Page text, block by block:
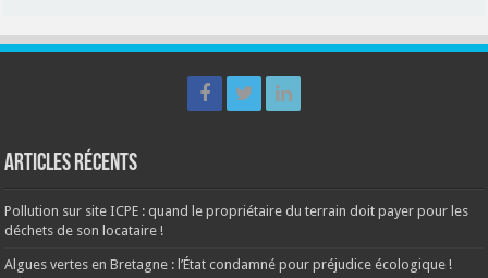
Articles récents
Pollution sur site ICPE : quand le propriétaire du terrain doit payer pour les
déchets de son locataire !
Algues vertes en Bretagne : l’État condamné pour préjudice écologique !